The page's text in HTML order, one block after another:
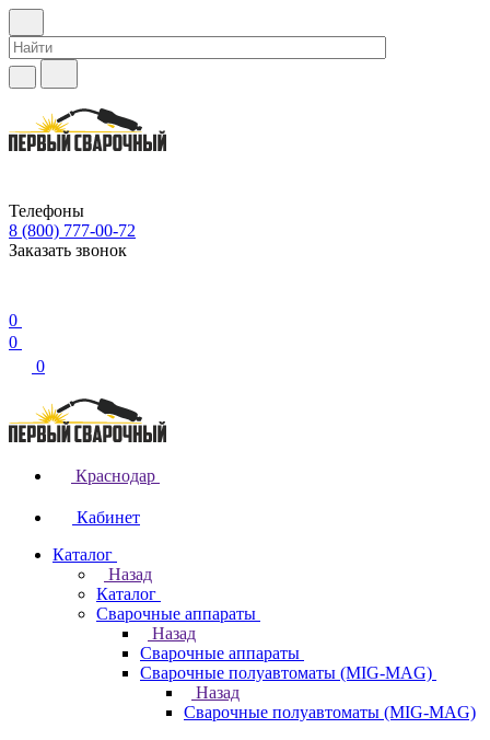
Телефоны
8 (800) 777-00-72
Заказать звонок
0
0
0
Краснодар
Кабинет
Каталог
Назад
Каталог
Сварочные аппараты
Назад
Сварочные аппараты
Сварочные полуавтоматы (MIG-MAG)
Назад
Сварочные полуавтоматы (MIG-MAG)